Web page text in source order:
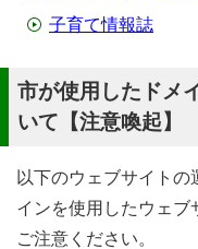
子育て情報誌
市が使用したドメ
いて【注意喚起】
以下のウェブサイト
インを使用したウェ
ご注意ください。